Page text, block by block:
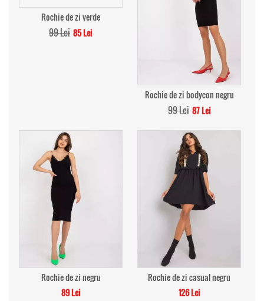
Rochie de zi verde
99 Lei 85 Lei
Rochie de zi bodycon negru
99 Lei 87 Lei
Rochie de zi negru
89 Lei
Rochie de zi casual negru
126 Lei